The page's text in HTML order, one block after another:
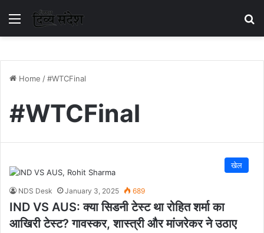
Menu
Home /#WTCFinal
#WTCFinal
खेल
NDS Desk January 3, 2025 689
IND VS AUS: क्या सिडनी टेस्ट था रोहित शर्मा का
आखिरी टेस्ट? गावस्कर, शास्त्री और मांजरेकर ने उठाए